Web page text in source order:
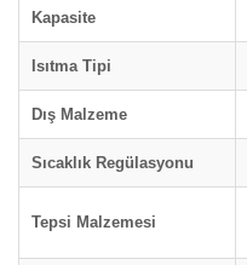
Kapasite
Isıtma Tipi
Dış Malzeme
Sıcaklık Regülasyonu
Tepsi Malzemesi